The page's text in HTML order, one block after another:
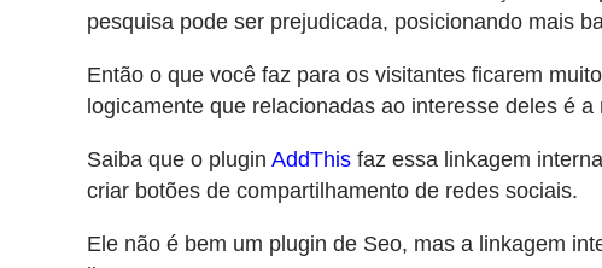
pesquisa pode ser prejudicada, posicionando mais
Então o que você faz para os visitantes ficarem
logicamente que relacionadas ao interesse deles é a
Saiba que o plugin AddThis faz essa linkagem
criar botões de compartilhamento de redes sociais.
Ele não é bem um plugin de Seo, mas a linkagem